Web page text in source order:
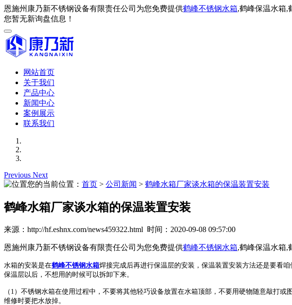
恩施州康乃新不锈钢设备有限责任公司为您免费提供鹤峰不锈钢水箱,鹤峰保温水箱,
您暂无新询盘信息！
网站首页
关于我们
产品中心
新闻中心
案例展示
联系我们
Previous Next
您的当前位置： 首页 > 公司新闻 > 鹤峰水箱厂家谈水箱的保温装置安装
鹤峰水箱厂家谈水箱的保温装置安装
来源：http://hf.eshnx.com/news459322.html 时间：2020-09-08 09:57:00
恩施州康乃新不锈钢设备有限责任公司为您免费提供鹤峰不锈钢水箱,鹤峰保温水箱,
水箱的安装是在鹤峰不锈钢水箱焊接完成后再进行保温层的安装，保温装置安装方法还是要看
保温层以后，不想用的时候可以拆卸下来。
（1）不锈钢水箱在使用过程中，不要将其他轻巧设备放置在水箱顶部，不要用硬物随意敲打
维修时要把水放掉。